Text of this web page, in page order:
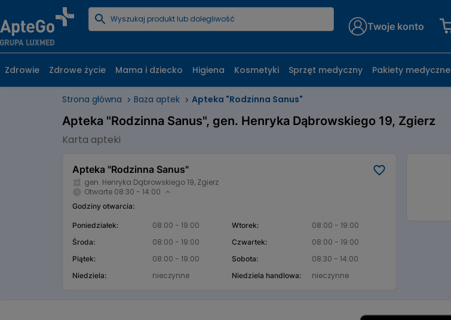
Strona główna Baza aptek Apteka "Rodzinna Sanus"
Apteka "Rodzinna Sanus", gen. Henryka Dąbrowskiego 19, Zgierz
Karta apteki
Apteka "Rodzinna Sanus"
gen. Henryka Dąbrowskiego 19, Zgierz
Otwarte 08:30 - 14:00
Godziny otwarcia:
Poniedziałek: 08:00 - 19:00 Wtorek: 08:00 - 19:00
Środa: 08:00 - 19:00 Czwartek: 08:00 - 19:00
Piątek: 08:00 - 19:00 Sobota: 08:30 - 14:00
Niedziela: nieczynne Niedziela handlowa: nieczynne
Twoje konto
Zdrowie Zdrowe życie Mama i dziecko Higiena Kosmetyki Sprzęt medyczny Pakiety medyczne